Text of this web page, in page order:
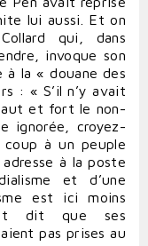
lui aussi. Et on
qui, dans
invoque son
la « douane des
: « S’il n’y avait
et fort le non-
ignorée, croyez-
coup à un peuple
à la poste
et d’une
est ici moins
dit que ses
pas prises au